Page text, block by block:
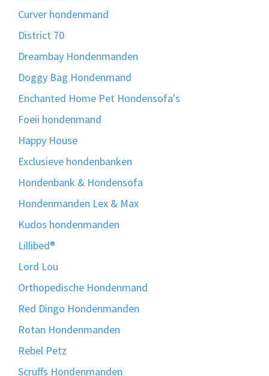
Curver hondenmand
District 70
Dreambay Hondenmanden
Doggy Bag Hondenmand
Enchanted Home Pet Hondensofa's
Foeii hondenmand
Happy House
Exclusieve hondenbanken
Hondenbank & Hondensofa
Hondenmanden Lex & Max
Kudos hondenmanden
Lillibed®
Lord Lou
Orthopedische Hondenmand
Red Dingo Hondenmanden
Rotan Hondenmanden
Rebel Petz
Scruffs Hondenmanden